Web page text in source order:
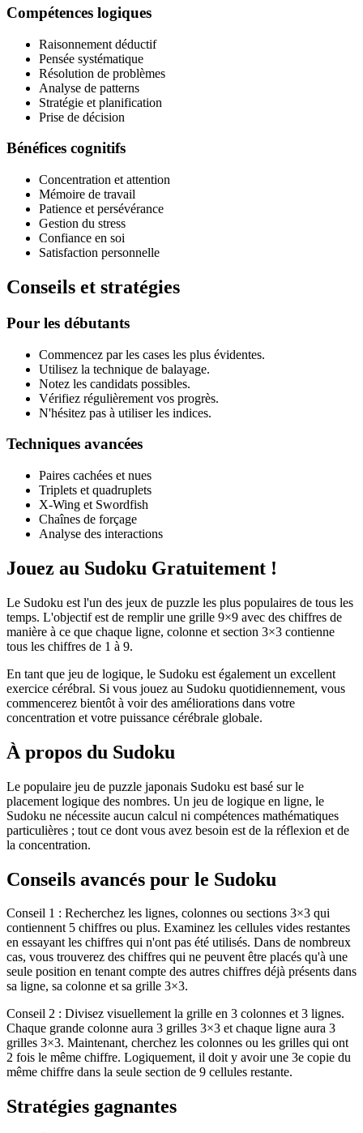
Compétences logiques
Raisonnement déductif
Pensée systématique
Résolution de problèmes
Analyse de patterns
Stratégie et planification
Prise de décision
Bénéfices cognitifs
Concentration et attention
Mémoire de travail
Patience et persévérance
Gestion du stress
Confiance en soi
Satisfaction personnelle
Conseils et stratégies
Pour les débutants
Commencez par les cases les plus évidentes.
Utilisez la technique de balayage.
Notez les candidats possibles.
Vérifiez régulièrement vos progrès.
N'hésitez pas à utiliser les indices.
Techniques avancées
Paires cachées et nues
Triplets et quadruplets
X-Wing et Swordfish
Chaînes de forçage
Analyse des interactions
Jouez au Sudoku Gratuitement !
Le Sudoku est l'un des jeux de puzzle les plus populaires de tous les
temps. L'objectif est de remplir une grille 9×9 avec des chiffres de
manière à ce que chaque ligne, colonne et section 3×3 contienne
tous les chiffres de 1 à 9.
En tant que jeu de logique, le Sudoku est également un excellent
exercice cérébral. Si vous jouez au Sudoku quotidiennement, vous
commencerez bientôt à voir des améliorations dans votre
concentration et votre puissance cérébrale globale.
À propos du Sudoku
Le populaire jeu de puzzle japonais Sudoku est basé sur le
placement logique des nombres. Un jeu de logique en ligne, le
Sudoku ne nécessite aucun calcul ni compétences mathématiques
particulières ; tout ce dont vous avez besoin est de la réflexion et de
la concentration.
Conseils avancés pour le Sudoku
Conseil 1 : Recherchez les lignes, colonnes ou sections 3×3 qui
contiennent 5 chiffres ou plus. Examinez les cellules vides restantes
en essayant les chiffres qui n'ont pas été utilisés. Dans de nombreux
cas, vous trouverez des chiffres qui ne peuvent être placés qu'à une
seule position en tenant compte des autres chiffres déjà présents dans
sa ligne, sa colonne et sa grille 3×3.
Conseil 2 : Divisez visuellement la grille en 3 colonnes et 3 lignes.
Chaque grande colonne aura 3 grilles 3×3 et chaque ligne aura 3
grilles 3×3. Maintenant, cherchez les colonnes ou les grilles qui ont
2 fois le même chiffre. Logiquement, il doit y avoir une 3e copie du
même chiffre dans la seule section de 9 cellules restante.
Stratégies gagnantes